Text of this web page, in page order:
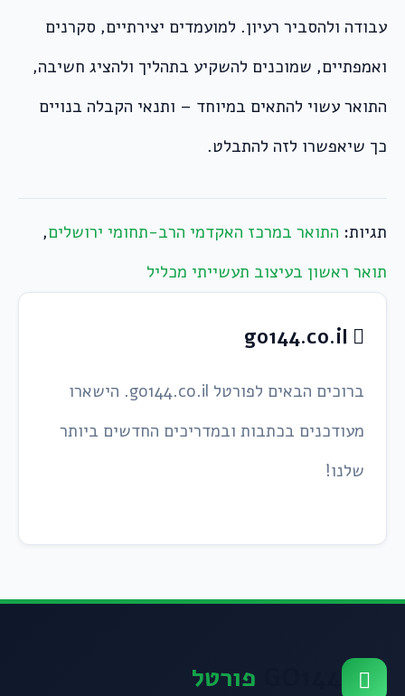
עבודה ולהסביר רעיון. למועמדים יצירתיים, סקרנים
ואמפתיים, שמוכנים להשקיע בתהליך ולהציג חשיבה,
התואר עשוי להתאים במיוחד – ותנאי הקבלה בנויים
כך שיאפשרו לזה להתבלט.
תגיות: התואר במרכז האקדמי הרב-תחומי ירושלים,
תואר ראשון בעיצוב תעשייתי מכליל
ברוכים הבאים לפורטל go144.co.il. הישארו
מעודכנים בכתבות ובמדריכים החדשים ביותר
שלנו!
פורטל